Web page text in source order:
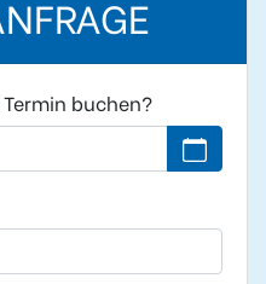
buchen?
Kein